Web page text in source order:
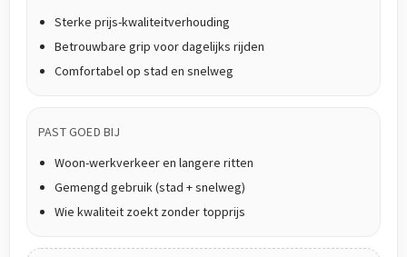
Sterke prijs-kwaliteitverhouding
Betrouwbare grip voor dagelijks rijden
Comfortabel op stad en snelweg
PAST GOED BIJ
Woon-werkverkeer en langere ritten
Gemengd gebruik (stad + snelweg)
Wie kwaliteit zoekt zonder topprijs